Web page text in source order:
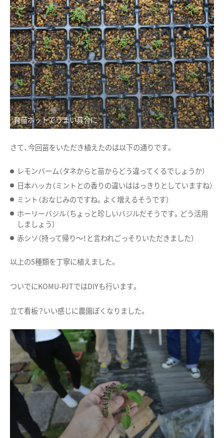
育苗ポットでうまい具合に
さて、今回苗をいただき植えたのは以下の通りです。
レモンバーム（タネからと苗からどう違ってくるでしょうか）
日本ハッカ（ミントとの香りの違いははっきりとしていますね）
ミント（おなじみのですね。よく増えるそうです）
ホーリーバジル（ちょっと珍しいバジルだそうです。どう活用
しましょう）
赤シソ（持って帰り〜！と言われごっそりいただきました）
以上の5種類を丁寧に植えました。
ついでにKOMU-PJTではDIYも行います。
立て看板？いい感じに農園ぽくなりました。